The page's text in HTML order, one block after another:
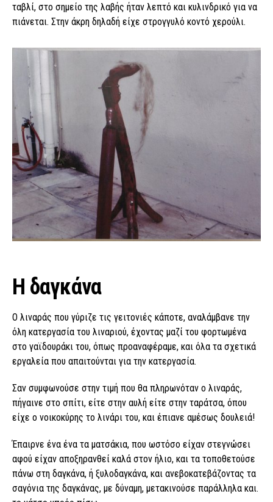
ταβλί, στο σημείο της λαβής ήταν λεπτό και κυλινδρικό για να
πιάνεται. Στην άκρη δηλαδή είχε στρογγυλό κοντό χερούλι.
Η δαγκάνα
Ο λιναράς που γύριζε τις γειτονιές κάποτε, αναλάμβανε την
όλη κατεργασία του λιναριού, έχοντας μαζί του φορτωμένα
στο γαϊδουράκι του, όπως προαναφέραμε, και όλα τα σχετικά
εργαλεία που απαιτούνται για την κατεργασία.
Σαν συμφωνούσε στην τιμή που θα πληρωνόταν ο λιναράς,
πήγαινε στο σπίτι, είτε στην αυλή είτε στην ταράτσα, όπου
είχε ο νοικοκύρης το λινάρι του, και έπιανε αμέσως δουλειά!
Έπαιρνε ένα ένα τα ματσάκια, που ωστόσο είχαν στεγνώσει
αφού είχαν αποξηρανθεί καλά στον ήλιο, και τα τοποθετούσε
πάνω στη δαγκάνα, ή ξυλοδαγκάνα, και ανεβοκατεβάζοντας τα
σαγόνια της δαγκάνας, με δύναμη, μετακινούσε παράλληλα και.